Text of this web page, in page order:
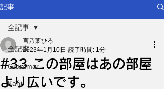
記事
全記事
Grammar
Kanji
全記事
#33 この部屋はあの部屋
より広いです。
言乃葉ひろ
2023年1月10日 読了時間: 1分